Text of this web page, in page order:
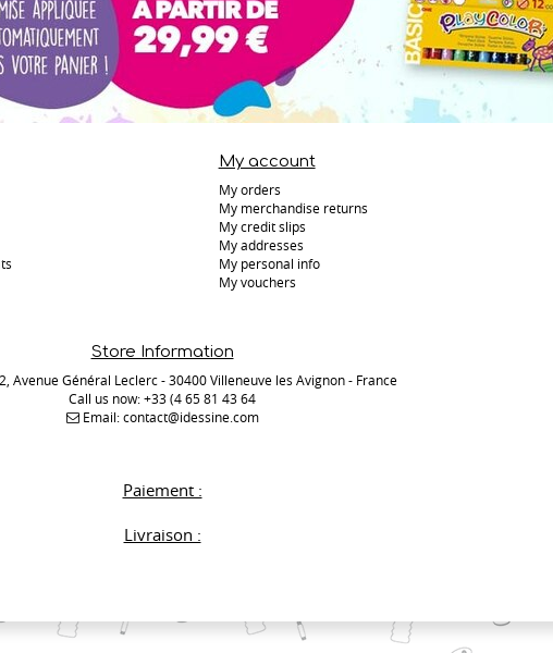
Paiement :
Livraison :
My account
My orders
My merchandise returns
My credit slips
My addresses
My personal info
My vouchers
Store Information
Avenue Général Leclerc - 30400 Villeneuve les Avignon - France
Call us now:+33 (4 65 81 43 64
Email:contact@idessine.com